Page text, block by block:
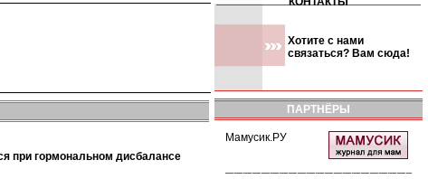
Хотите с нами
связаться? Вам сюда!
при гормональном дисбалансе
ПАРТНЁРЫ
Мамусик.РУ